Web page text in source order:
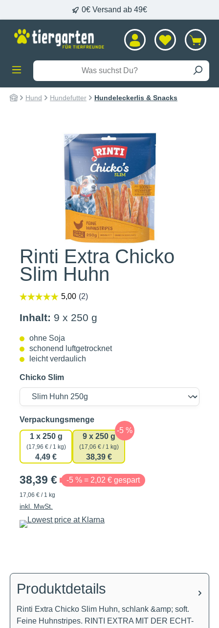
0€ Versand ab 49€
Hund Hundefutter Hundeleckerlis & Snacks
Bildergalerie überspringen
Rinti Extra Chicko
Slim Huhn
Inhalt: 9 x 250 g
ohne Soja
schonend luftgetrocknet
leicht verdaulich
Chicko Slim
Verpackungsmengeauswählen
1 x 250 g
(17,96 € / 1 kg)
4,49 €
9 x 250 g
(17,06 € / 1 kg)
38,39 €
38,39 € -5 % = 2,02 € gespart
17,06 € / 1 kg
inkl. MwSt.
Produktdetails
Rinti Extra Chicko Slim Huhn, schlank &amp; soft.
Feine Huhnstripes. RINTI EXTRA MIT DER ECHT-